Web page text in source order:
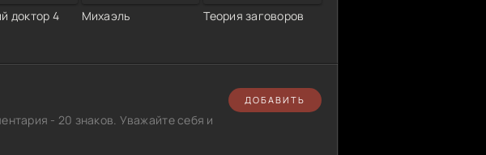
доктор 4
Михаэль Теория заговоров
- 20 знаков. Уважайте себя и
ДОБАВИТЬ